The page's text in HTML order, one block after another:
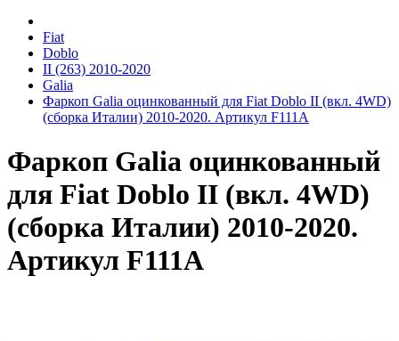
Fiat
Doblo
II (263) 2010-2020
Galia
Фаркоп Galia оцинкованный для Fiat Doblo II (вкл. 4WD)
(сборка Италии) 2010-2020. Артикул F111A
Фаркоп Galia оцинкованный
для Fiat Doblo II (вкл. 4WD)
(сборка Италии) 2010-2020.
Артикул F111A